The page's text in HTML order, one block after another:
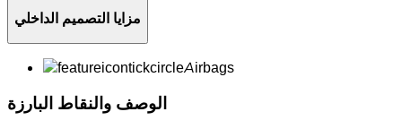
مزايا التصميم الداخلي
Airbags
الوصف والنقاط البارزة